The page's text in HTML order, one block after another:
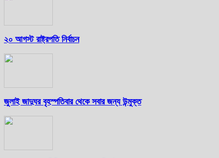
২০ আগস্ট রাষ্ট্রপতি নির্বাচন
জুলাই জাদুঘর বৃহস্পতিবার থেকে সবার জন্য উন্মুক্ত